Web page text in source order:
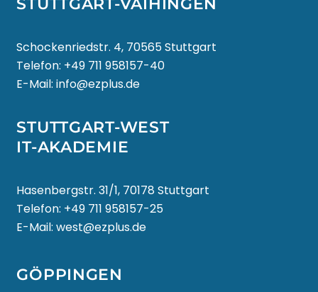
Schockenriedstr. 4, 70565 Stuttgart
Telefon: +49 711 958157-40
E-Mail:info@ezplus.de
STUTTGART-WEST
IT-AKADEMIE
Hasenbergstr. 31/1, 70178 Stuttgart
Telefon: +49 711 958157-25
E-Mail:west@ezplus.de
GÖPPINGEN